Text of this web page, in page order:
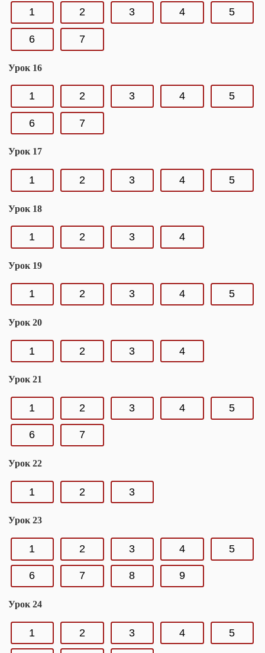
1 2 3 4 5
6 7
Урок 16
1 2 3 4 5
6 7
Урок 17
1 2 3 4 5
Урок 18
1 2 3 4
Урок 19
1 2 3 4 5
Урок 20
1 2 3 4
Урок 21
1 2 3 4 5
6 7
Урок 22
1 2 3
Урок 23
1 2 3 4 5
6 7 8 9
Урок 24
1 2 3 4 5